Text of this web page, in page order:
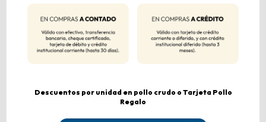
Descuentos por unidad en pollo crudo o Tarjeta Pollo
Regalo